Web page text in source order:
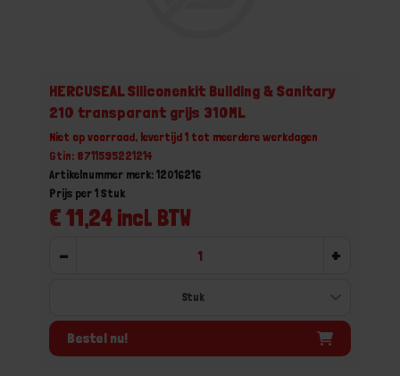
HERCUSEAL Siliconenkit Building & Sanitary
210 transparant grijs 310ML
Niet op voorraad, levertijd 1 tot meerdere werkdagen
Gtin: 8711595221214
Artikelnummer merk: 12016216
€ 11,24 incl. BTW
Prijs per 1 Stuk
- +
Bestel nu!